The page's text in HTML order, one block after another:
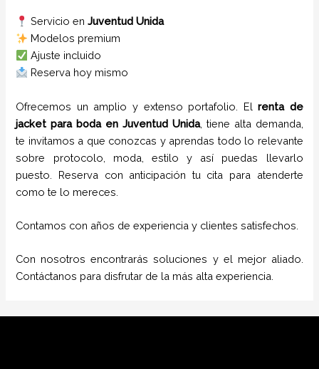
Servicio enJuventud Unida
Modelos premium
Ajuste incluido
Reserva hoy mismo
Ofrecemos un amplio y extenso portafolio. Elrenta de
jacket para bodaenJuventud Unida, tiene alta demanda,
te invitamos a que conozcas y aprendas todo lo relevante
sobre protocolo, moda, estilo y así puedas llevarlo
puesto. Reserva con anticipación tu cita para atenderte
como te lo mereces.
Contamos con años de experiencia y clientes satisfechos.
Con nosotros encontrarás soluciones y el mejor aliado.
Contáctanos para disfrutar de la más alta experiencia.